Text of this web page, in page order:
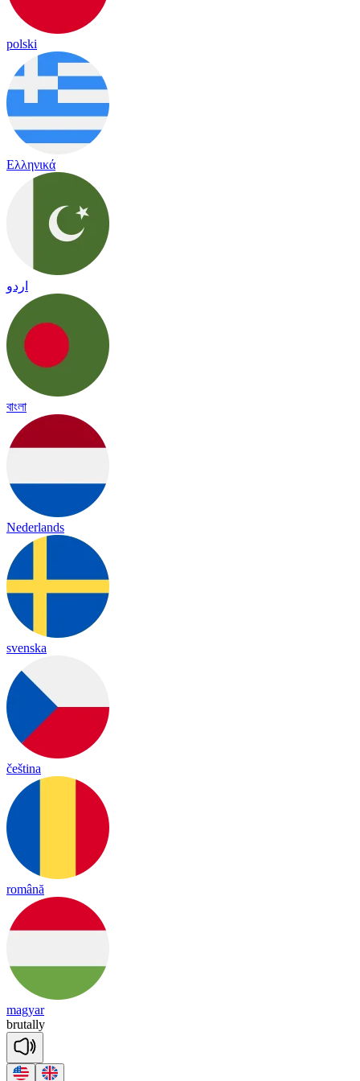
polski
Ελληνικά
اردو
বাংলা
Nederlands
svenska
čeština
română
magyar
brutally